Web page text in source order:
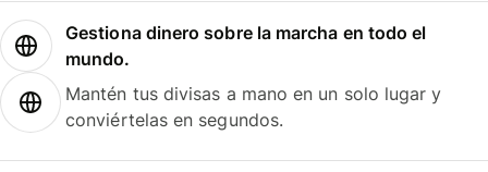
Gestiona dinero sobre la marcha en todo el
mundo.
Mantén tus divisas a mano en un solo lugar y
conviértelas en segundos.